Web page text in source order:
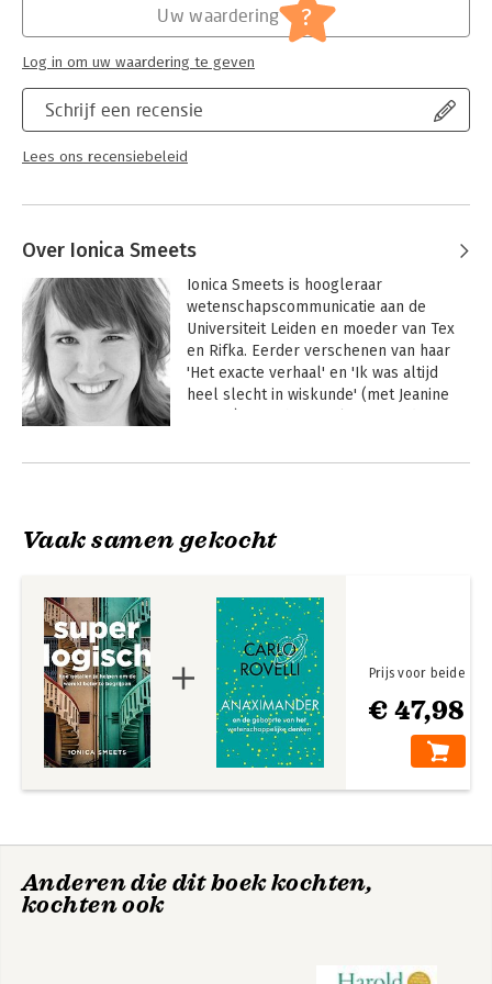
Schrijf een recensie
Lees ons recensiebeleid
Uw waardering ?
Log in om uw waardering te geven
Over Ionica Smeets
Ionica Smeets is hoogleraar
wetenschapscommunicatie aan de
Universiteit Leiden en moeder van Tex
en Rifka. Eerder verschenen van haar
'Het exacte verhaal' en 'Ik was altijd
heel slecht in wiskunde' (met Jeanine
Andere boeken door Ionica Smeets
Rekenen voor je
leven
Zoete kinderen
eten geen suiker
Vaak samen gekocht
€ 47,98
Prijs voor beide
Anderen die dit boek kochten,
kochten ook